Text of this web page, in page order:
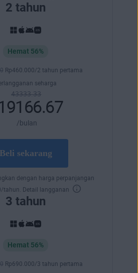
2 tahun
Hemat 56%
Rp460.000/2 tahun pertama
seharga
43333.33
/bulan
Beli sekarang
dengan harga perpanjangan
/tahun. Detail langganan
3 tahun
Hemat 56%
Rp690.000/3 tahun pertama